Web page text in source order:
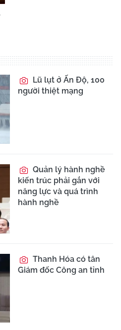
Lũ lụt ở Ấn Độ, 100
người thiệt mạng
Quản lý hành nghề
kiến trúc phải gắn với
năng lực và quá trình
hành nghề
Thanh Hóa có tân
Giám đốc Công an tỉnh